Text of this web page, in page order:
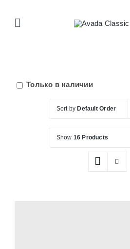
Toggle
Серии тарелок
Только в наличии
Sort by Default Order
Show 16 Products